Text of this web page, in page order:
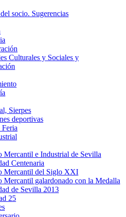
socio. Sugerencias
Culturales y Sociales y
Sierpes
deportivas
Feria
Mercantil e Industrial de Sevilla
Centenaria
Mercantil del Siglo XXI
Mercantil galardonado con la Medalla
de Sevilla 2013
25